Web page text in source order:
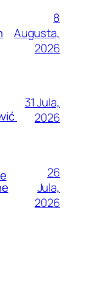
8
Augusta,
2026
31 Jula,
2026
26
Jula,
2026